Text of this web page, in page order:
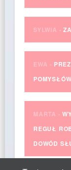
SYLWIA -
EWA -
POMYSŁÓW
MARTA -
REGUŁ
DOWÓD